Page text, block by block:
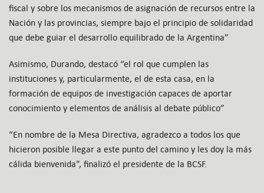
fiscal y sobre los mecanismos de asignación de recursos entre la
Nación y las provincias, siempre bajo el principio de solidaridad
que debe guiar el desarrollo equilibrado de la Argentina”
Asimismo, Durando, destacó “el rol que cumplen las
instituciones y, particularmente, el de esta casa, en la
formación de equipos de investigación capaces de aportar
conocimiento y elementos de análisis al debate público”
“En nombre de la Mesa Directiva, agradezco a todos los que
hicieron posible llegar a este punto del camino y les doy la más
cálida bienvenida”, finalizó el presidente de la BCSF.